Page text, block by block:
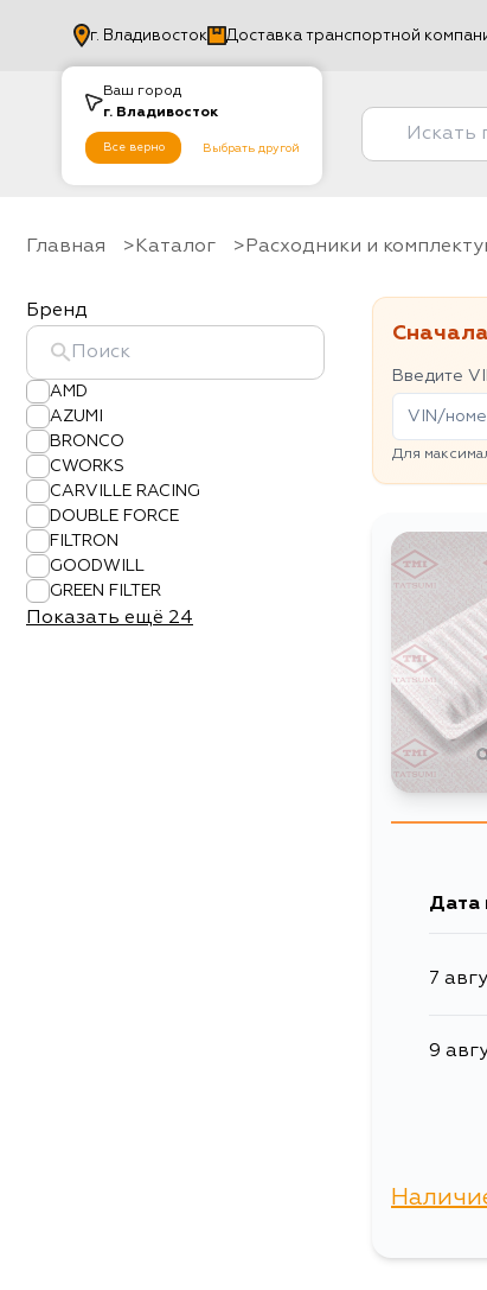
Ваш город
г. Владивосток
Все верно Выбрать другой
г. Владивосток Доставка транспортной
Главная Каталог Расходники и
Бренд
AMD
AZUMI
BRONCO
CWORKS
CARVILLE RACING
DOUBLE FORCE
FILTRON
GOODWILL
GREEN FILTER
Показать ещё 24
Введите
Для
Дата
7
9